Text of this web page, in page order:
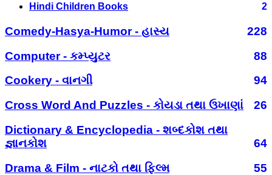
Hindi Children Books 2
Comedy-Hasya-Humor - હાસ્ય
228
Computer - કમ્પ્યુટર
88
Cookery - વાનગી
94
Cross Word And Puzzles - કોયડા તથા ઉખાણાં
26
Dictionary & Encyclopedia - શબ્દકોશ તથા
જ્ઞાનકોશ
64
Drama & Film - નાટકો તથા ફિલ્મ
55